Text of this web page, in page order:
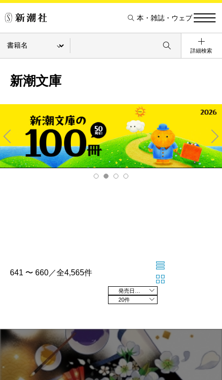
本・雑誌・ウェブ
詳細検索
新潮文庫
Pre
v
Ne
xt
641 〜 660／全4,565件
20件